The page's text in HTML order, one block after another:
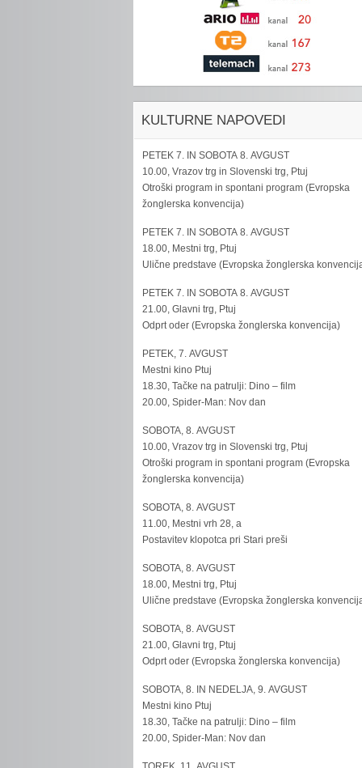
KULTURNE NAPOVEDI
PETEK 7. IN SOBOTA 8. AVGUST
10.00, Vrazov trg in Slovenski trg, Ptuj
Otroški program in spontani program (Evropska
žonglerska konvencija)
PETEK 7. IN SOBOTA 8. AVGUST
18.00, Mestni trg, Ptuj
Ulične predstave (Evropska žonglerska
PETEK 7. IN SOBOTA 8. AVGUST
21.00, Glavni trg, Ptuj
Odprt oder (Evropska žonglerska konvencija)
PETEK, 7. AVGUST
Mestni kino Ptuj
18.30, Tačke na patrulji: Dino – film
20.00, Spider-Man: Nov dan
SOBOTA, 8. AVGUST
10.00, Vrazov trg in Slovenski trg, Ptuj
Otroški program in spontani program (Evropska
žonglerska konvencija)
SOBOTA, 8. AVGUST
11.00, Mestni vrh 28, a
Postavitev klopotca pri Stari preši
SOBOTA, 8. AVGUST
18.00, Mestni trg, Ptuj
Ulične predstave (Evropska žonglerska
SOBOTA, 8. AVGUST
21.00, Glavni trg, Ptuj
Odprt oder (Evropska žonglerska konvencija)
SOBOTA, 8. IN NEDELJA, 9. AVGUST
Mestni kino Ptuj
18.30, Tačke na patrulji: Dino – film
20.00, Spider-Man: Nov dan